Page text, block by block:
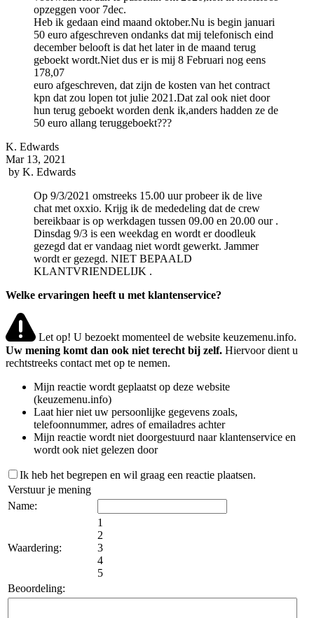
opzeggen voor 7dec.
Heb ik gedaan eind maand oktober.Nu is begin januari
50 euro afgeschreven ondanks dat mij telefonisch eind
december belooft is dat het later in de maand terug
geboekt wordt.Niet dus er is mij 8 Februari nog eens
178,07
euro afgeschreven, dat zijn de kosten van het contract
kpn dat zou lopen tot julie 2021.Dat zal ook niet door
hun terug geboekt worden denk ik,anders hadden ze de
50 euro allang teruggeboekt???
K. Edwards
Mar 13, 2021
by K. Edwards
Op 9/3/2021 omstreeks 15.00 uur probeer ik de live
chat met oxxio. Krijg ik de mededeling dat de crew
bereikbaar is op werkdagen tussen 09.00 en 20.00 our .
Dinsdag 9/3 is een weekdag en wordt er doodleuk
gezegd dat er vandaag niet wordt gewerkt. Jammer
wordt er gezegd. NIET BEPAALD
KLANTVRIENDELIJK .
Welke ervaringen heeft u met klantenservice?
Let op! U bezoekt momenteel de website keuzemenu.info.
Uw mening komt dan ook niet terecht bij zelf. Hiervoor dient u
rechtstreeks contact met op te nemen.
Mijn reactie wordt geplaatst op deze website
(keuzemenu.info)
Laat hier niet uw persoonlijke gegevens zoals,
telefoonnummer, adres of emailadres achter
Mijn reactie wordt niet doorgestuurd naar klantenservice en
wordt ook niet gelezen door
Ik heb het begrepen en wil graag een reactie plaatsen.
Verstuur je mening
Name:
Waardering:
1
2
3
4
5
Beoordeling: